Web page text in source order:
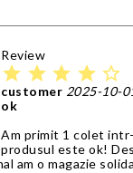
Review
star star star star star_border
customer 2025-10-
ok
Am primit 1 colet
produsul este ok!
am o magazie